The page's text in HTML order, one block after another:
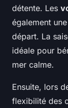
détente. Les
également
départ. La
idéale pour
mer calme.
Ensuite, lors
flexibilité des